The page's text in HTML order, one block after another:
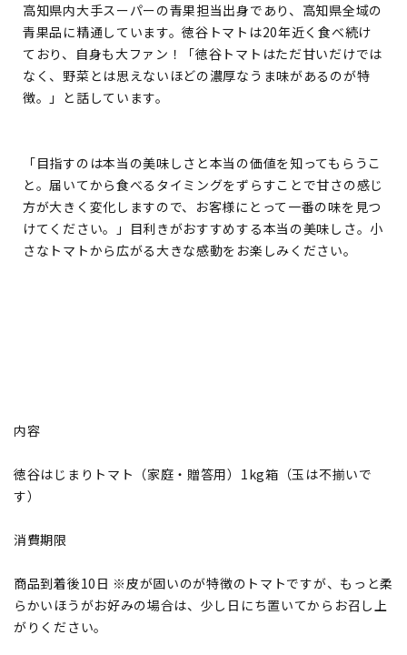
高知県内大手スーパーの青果担当出身であり、高知県全域の
青果品に精通しています。徳谷トマトは20年近く食べ続け
ており、自身も大ファン！「徳谷トマトはただ甘いだけでは
なく、野菜とは思えないほどの濃厚なうま味があるのが特
徴。」と話しています。
「目指すのは本当の美味しさと本当の価値を知ってもらうこ
と。届いてから食べるタイミングをずらすことで甘さの感じ
方が大きく変化しますので、お客様にとって一番の味を見つ
けてください。」目利きがおすすめする本当の美味しさ。小
さなトマトから広がる大きな感動をお楽しみください。
内容
徳谷はじまりトマト（家庭・贈答用）1kg箱（玉は不揃いで
す）
消費期限
商品到着後10日 ※皮が固いのが特徴のトマトですが、もっと柔
らかいほうがお好みの場合は、少し日にち置いてからお召し上
がりください。